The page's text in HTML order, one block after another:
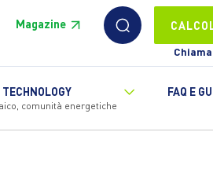
Magazine
TECHNOLOGY
comunità energetiche
FAQ E